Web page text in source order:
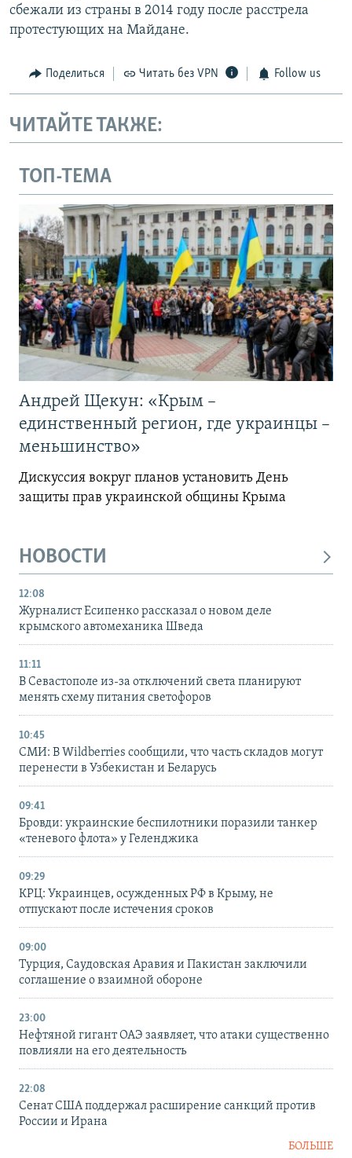
сбежали из страны в 2014 году после расстрела
протестующих на Майдане.
Поделиться Читать без VPN Follow us
ЧИТАЙТЕ ТАКЖЕ:
ТОП-ТЕМА
Андрей Щекун: «Крым –
единственный регион, где украинцы –
меньшинство»
Дискуссия вокруг планов установить День
защиты прав украинской общины Крыма
НОВОСТИ
12:08
Журналист Есипенко рассказал о новом деле
крымского автомеханика Шведа
11:11
В Севастополе из-за отключений света планируют
менять схему питания светофоров
10:45
СМИ: В Wildberries сообщили, что часть складов могут
перенести в Узбекистан и Беларусь
09:41
Бровди: украинские беспилотники поразили танкер
«теневого флота» у Геленджика
09:29
КРЦ: Украинцев, осужденных РФ в Крыму, не
отпускают после истечения сроков
09:00
Турция, Саудовская Аравия и Пакистан заключили
соглашение о взаимной обороне
23:00
Нефтяной гигант ОАЭ заявляет, что атаки существенно
повлияли на его деятельность
22:08
Сенат США поддержал расширение санкций против
России и Ирана
БОЛЬШЕ